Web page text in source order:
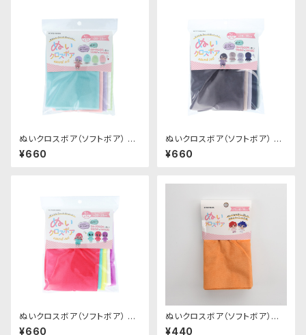
ぬいクロスボア（ソフトボア） ア
ソートセット（パステルカラー）｜
清原株式会社
¥660
ぬいクロスボア（ソフトボア） ア
ソートセット（ニュアンスカラー）
｜清原株式会社
¥660
ぬいクロスボア（ソフトボア） ア
ソートセット（ビビッドカラー）｜
¥660
ぬいクロスボア（ソフトボア）カッ
トクロス（アプリコット）｜清原株
¥440